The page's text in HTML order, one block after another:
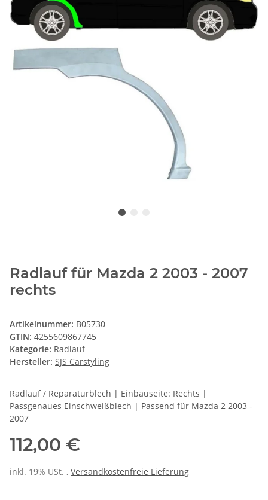
Radlauf für Mazda 2 2003 - 2007
rechts
Artikelnummer: B05730
GTIN: 4255609867745
Kategorie: Radlauf
Hersteller: SJS Carstyling
Radlauf / Reparaturblech | Einbauseite: Rechts |
Passgenaues Einschweißblech | Passend für Mazda 2 2003 -
2007
112,00 €
inkl. 19% USt. , Versandkostenfreie Lieferung